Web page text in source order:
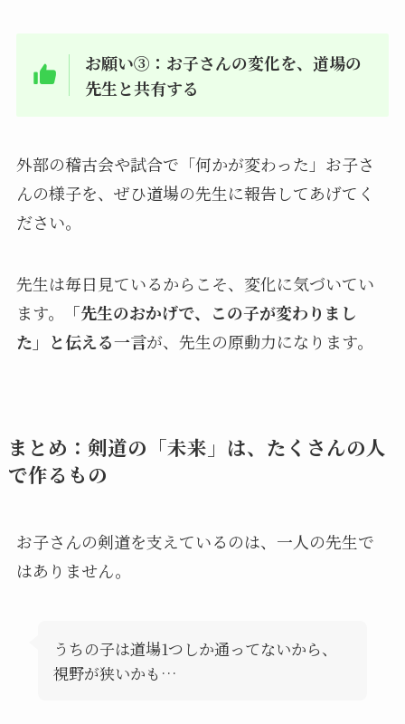
お願い③：お子さんの変化を、道場の
先生と共有する
外部の稽古会や試合で「何かが変わった」お子さ
んの様子を、ぜひ道場の先生に報告してあげてく
ださい。
先生は毎日見ているからこそ、変化に気づいてい
ます。
「先生のおかげで、この子が変わりまし
た」と伝える一言が、先生の原動力になります。
まとめ：剣道の「未来」は、たくさんの人
で作るもの
お子さんの剣道を支えているのは、一人の先生で
はありません。
うちの子は道場1つしか通ってないから、
視野が狭いかも…